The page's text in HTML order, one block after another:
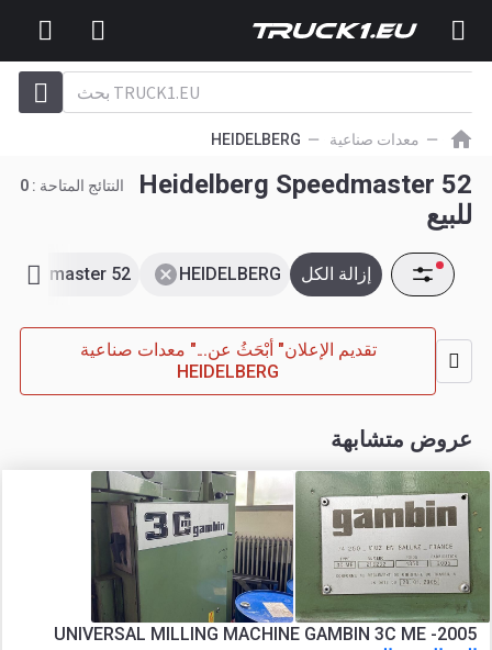
معدات صناعية HEIDELBERG
Heidelberg Speedmaster 52
للبيع
النتائج المتاحة : 0
Speedmaster 52 HEIDELBERG إزالة الكل
تقديم الإعلان" أبْحَثُ عن..." معدات صناعية
HEIDELBERG
عروض متشابهة
UNIVERSAL MILLING MACHINE GAMBIN 3C ME -2005